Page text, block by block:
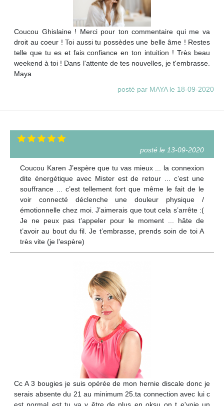
Coucou Ghislaine ! Merci pour ton commentaire qui me va
droit au coeur ! Toi aussi tu possèdes une belle âme ! Restes
telle que tu es et fais confiance en ton intuition ! Très beau
weekend à toi ! Dans l'attente de tes nouvelles, je t'embrasse.
Maya
posté par MAYA le 18-09-2020
posté le 13-09-2020
Coucou Karen J’espère que tu vas mieux ... la connexion
dite énergétique avec Mister est de retour ... c’est une
souffrance ... c’est tellement fort que même le fait de le
voir connecté déclenche une douleur physique /
émotionnelle chez moi. J’aimerais que tout cela s’arrête :(
Je ne peux pas t’appeler pour le moment ... hâte de
t’avoir au bout du fil. Je t’embrasse, prends soin de toi A
très vite (je l’espère)
Cc A 3 bougies je suis opérée de mon hernie discale donc je
serais absente du 21 au minimum 25.ta connection avec lui c